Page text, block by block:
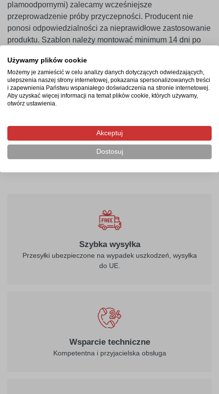
plamoodpornymi) zalecamy wcześniejsze
przeprowadzenie próby przyczepności. Producent nie
ponosi odpowiedzialności za nieprawidłowe zastosowanie
produktu. Szablon należy montować minimum 14 dni po
Termin realizacji
Produkcja rozpocznie się po zaksięgowaniu płatności i
kurierska zostanie wysłana na wskazany adres, a jej
doręczenie zajmie maksymalnie 2 dni robocze od
Szybka wysyłka
Przesyłki ubezpieczone na wypadek uszkodzeń, wysyłka
do UE.
Wsparcie techniczne
Kompetentna i przyjacielska obsługa
Używamy plików cookie
Możemy je zamieścić w celu analizy danych dotyczących odwiedzających,
ulepszenia naszej strony internetowej, pokazania spersonalizowanych treści
i zapewnienia Państwu wspaniałego doświadczenia na stronie internetowej.
Aby uzyskać więcej informacji na temat plików cookie, których używamy,
otwórz ustawienia.
Akceptuj
Dostosuj